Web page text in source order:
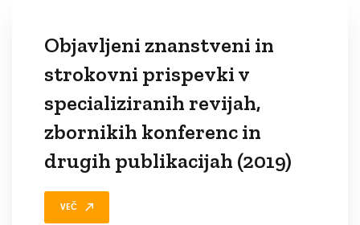
Objavljeni znanstveni in
strokovni prispevki v
specializiranih revijah,
zbornikih konferenc in
drugih publikacijah (2019)
VEČ